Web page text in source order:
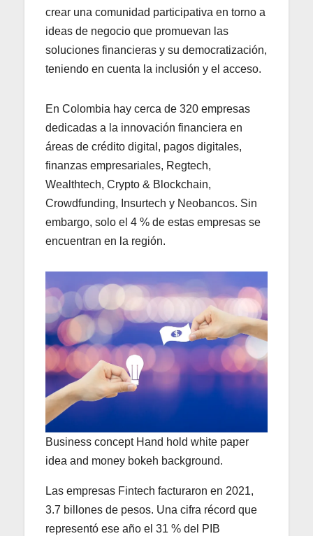
crear una comunidad participativa en torno a
ideas de negocio que promuevan las
soluciones financieras y su democratización,
teniendo en cuenta la inclusión y el acceso.
En Colombia hay cerca de 320 empresas
dedicadas a la innovación financiera en
áreas de crédito digital, pagos digitales,
finanzas empresariales, Regtech,
Wealthtech, Crypto & Blockchain,
Crowdfunding, Insurtech y Neobancos. Sin
embargo, solo el 4 % de estas empresas se
encuentran en la región.
Business concept Hand hold white paper
idea and money bokeh background.
Las empresas Fintech facturaron en 2021,
3.7 billones de pesos. Una cifra récord que
representó ese año el 31 % del PIB